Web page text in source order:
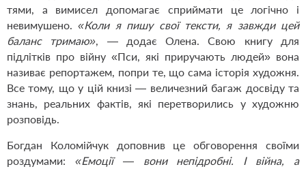
тями, а вимисел допомагає сприймати це логічно і
невимушено. «Коли я пишу свої тексти, я завжди цей
баланс тримаю», — додає Олена. Свою книгу для
підлітків про війну «Пси, які приручають людей» вона
називає репортажем, попри те, що сама історія художня.
Все тому, що у цій книзі — величезний багаж досвіду та
знань, реальних фактів, які перетворились у художню
розповідь.
Богдан Коломійчук доповнив це обговорення своїми
роздумами: «Емоції — вони непідробні. І війна, а